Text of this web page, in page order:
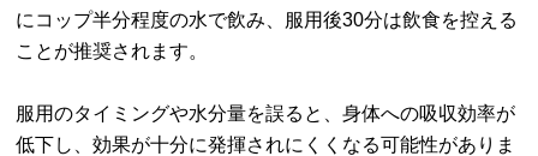
にコップ半分程度の水で飲み、服用後30分は飲食を控える
ことが推奨されます。
服用のタイミングや水分量を誤ると、身体への吸収効率が
低下し、効果が十分に発揮されにくくなる可能性がありま